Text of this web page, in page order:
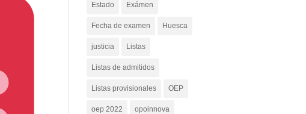
Estado Exámen
Fecha de examen Huesca
justicia Listas
Listas de admitidos
Listas provisionales OEP
oep 2022 opoinnova